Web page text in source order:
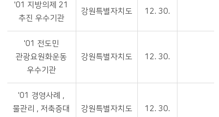
'01 지방의제 21
추진 우수기관
강원특별자치도 12. 30.
'01 전도민
관광요원화운동
우수기관
강원특별자치도 12. 30.
'01 경영사례 ,
물관리 , 저축증대
강원특별자치도 12. 30.